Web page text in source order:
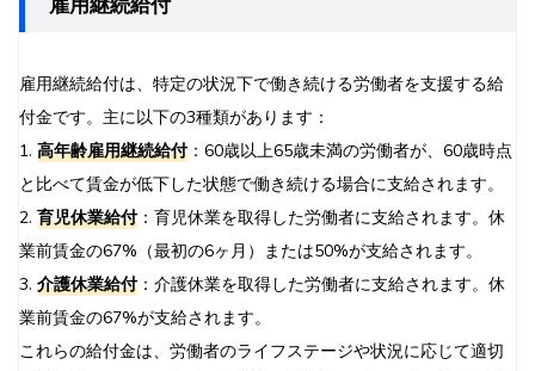
雇用継続給付
雇用継続給付は、特定の状況下で働き続ける労働者を支援する給
付金です。主に以下の3種類があります：
1. 高年齢雇用継続給付：60歳以上65歳未満の労働者が、60歳時点
と比べて賃金が低下した状態で働き続ける場合に支給されます。
2. 育児休業給付：育児休業を取得した労働者に支給されます。休
業前賃金の67%（最初の6ヶ月）または50%が支給されます。
3. 介護休業給付：介護休業を取得した労働者に支給されます。休
業前賃金の67%が支給されます。
これらの給付金は、労働者のライフステージや状況に応じて適切